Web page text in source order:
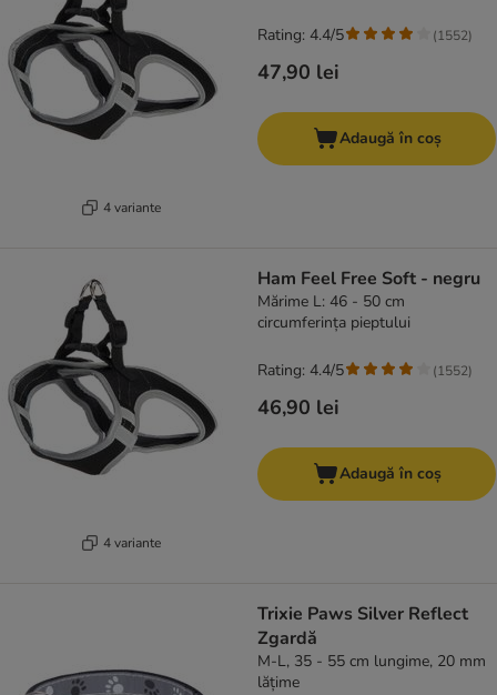
4 variante
47,90 lei
Rating: 4.4/5 (1552)
Adaugă în coș
4 variante
Ham Feel Free Soft - negru
Mărime L: 46 - 50 cm
circumferința pieptului
46,90 lei
Rating: 4.4/5 (1552)
Adaugă în coș
Trixie Paws Silver Reflect
Zgardă
M-L, 35 - 55 cm lungime, 20 mm
lățime